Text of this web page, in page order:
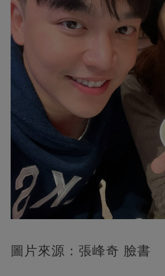
圖片來源：張峰奇 臉書